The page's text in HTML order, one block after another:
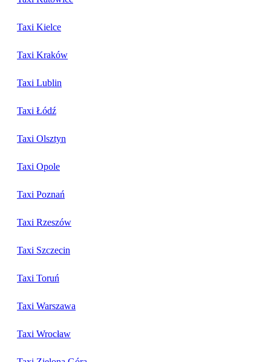
Taxi Kielce
Taxi Kraków
Taxi Lublin
Taxi Łódź
Taxi Olsztyn
Taxi Opole
Taxi Poznań
Taxi Rzeszów
Taxi Szczecin
Taxi Toruń
Taxi Warszawa
Taxi Wrocław